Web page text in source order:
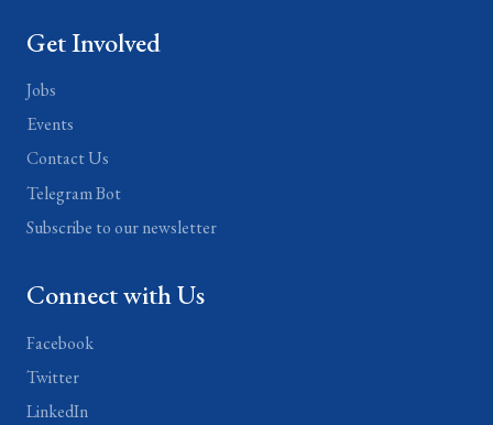
Get Involved
Jobs
Events
Contact Us
Telegram Bot
Subscribe to our newsletter
Connect with Us
Facebook
Twitter
LinkedIn